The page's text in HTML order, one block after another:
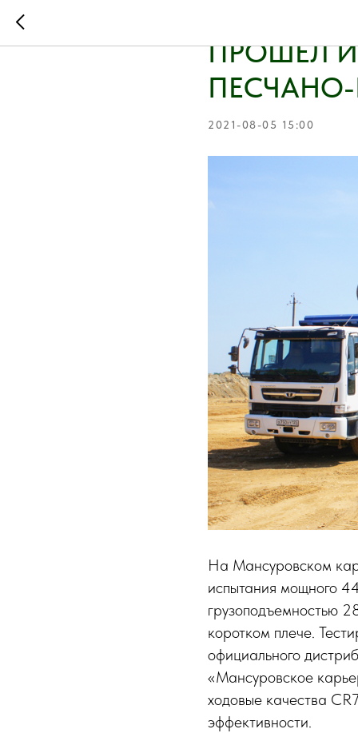
ПРОШЕЛ
2021-08-05 15:00
На Мансуровском
испытания мощного
грузоподъемностью
коротком плече.
официального
«Мансуровское
ходовые качества
эффективности.